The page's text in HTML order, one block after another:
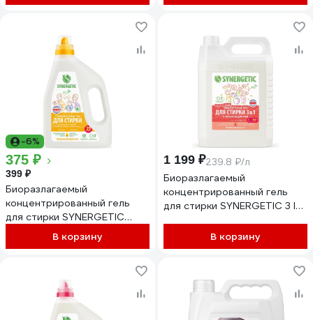
-6%
375 ₽
399 ₽
Биоразлагаемый
концентрированный гель
для стирки SYNERGETIC
DELICATE, 1,5 л 25 стирок
В корзину
1 199 ₽239.8 ₽/л
Биоразлагаемый
концентрированный гель
для стирки SYNERGETIC 3 IN
(166+ стирок) 109839
В корзину